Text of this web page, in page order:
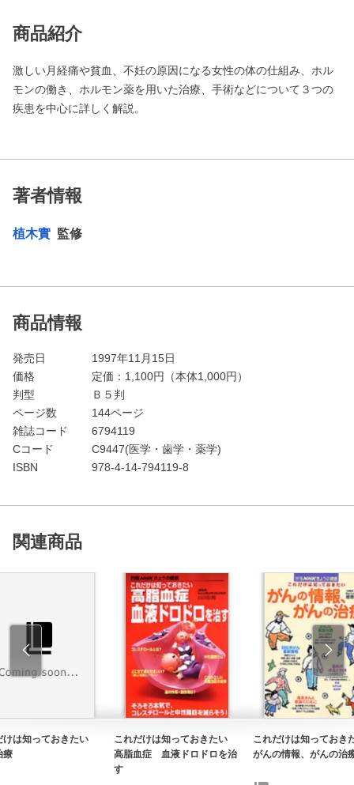
商品紹介
激しい月経痛や貧血、不妊の原因になる女性の体の仕組み、ホル
モンの働き、ホルモン薬を用いた治療、手術などについて３つの
疾患を中心に詳しく解説。
著者情報
植木實 監修
商品情報
発売日
1997年11月15日
価格
定価： 1,100円（本体1,000円）
判型
Ｂ５判
ページ数
144ページ
雑誌コード
6794119
Cコード
C9447(医学・歯学・薬学)
ISBN
978-4-14-794119-8
関連商品
けは知っておきたい
療
これだけは知っておきたい
高脂血症 血液ドロドロを治
す
これだけは知ってお
がんの情報、がんの治